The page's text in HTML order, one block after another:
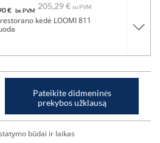
€ be PVM 205,29 € su PVM
kėdė LOOMI 811
Pateikite didmeninės
prekybos užklausą
būdai ir laikas